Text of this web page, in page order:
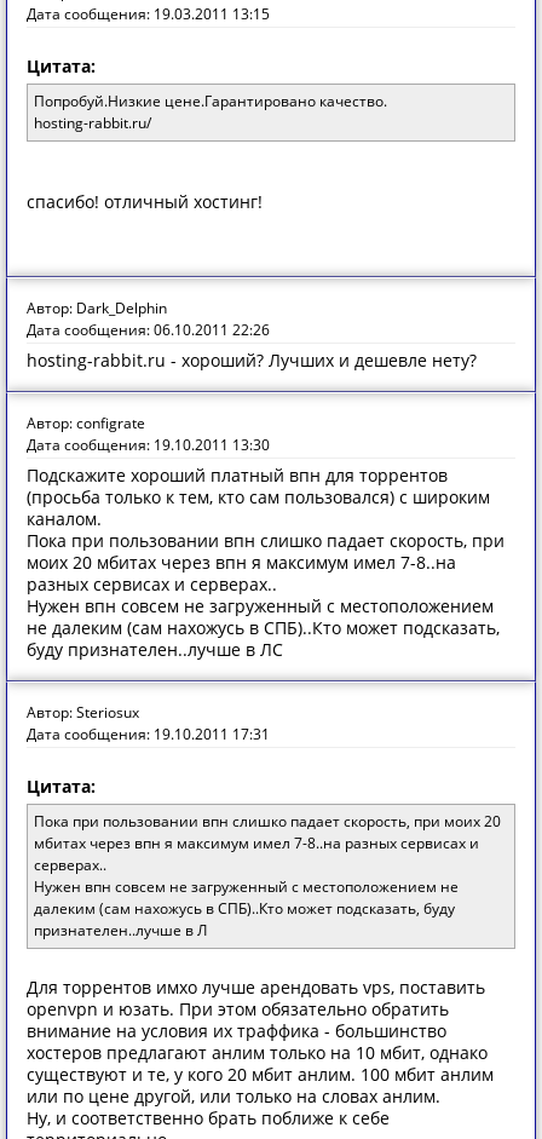
Дата сообщения: 19.03.2011 13:15
Цитата:
Попробуй.Низкие цене.Гарантировано качество.
hosting-rabbit.ru/
спасибо! отличный хостинг!
Автор: Dark_Delphin
Дата сообщения: 06.10.2011 22:26
hosting-rabbit.ru - хороший? Лучших и дешевле нету?
Автор: configrate
Дата сообщения: 19.10.2011 13:30
Подскажите хороший платный впн для торрентов
(просьба только к тем, кто сам пользовался) с широким
каналом.
Пока при пользовании впн слишко падает скорость, при
моих 20 мбитах через впн я максимум имел 7-8..на
разных сервисах и серверах..
Нужен впн совсем не загруженный с местоположением
не далеким (сам нахожусь в СПБ)..Кто может подсказать,
буду признателен..лучше в ЛС
Автор: Steriosux
Дата сообщения: 19.10.2011 17:31
Цитата:
Пока при пользовании впн слишко падает скорость, при моих 20
мбитах через впн я максимум имел 7-8..на разных сервисах и
серверах..
Нужен впн совсем не загруженный с местоположением не
далеким (сам нахожусь в СПБ)..Кто может подсказать, буду
признателен..лучше в Л
Для торрентов имхо лучше арендовать vps, поставить
openvpn и юзать. При этом обязательно обратить
внимание на условия их траффика - большинство
хостеров предлагают анлим только на 10 мбит, однако
существуют и те, у кого 20 мбит анлим. 100 мбит анлим
или по цене другой, или только на словах анлим.
Ну, и соответственно брать поближе к себе